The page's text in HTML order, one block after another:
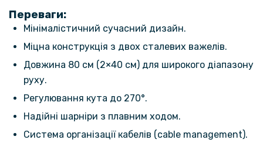
Переваги:
Мінімалістичний сучасний дизайн.
Міцна конструкція з двох сталевих важелів.
Довжина 80 см (2×40 см) для широкого діапазону
руху.
Регулювання кута до 270°.
Надійні шарніри з плавним ходом.
Система організації кабелів (cable management).